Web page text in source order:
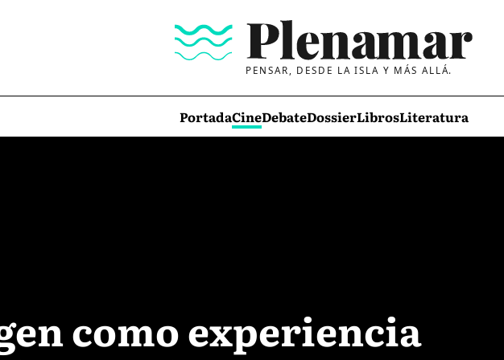
PENSAR, DESDE LA ISLA Y MÁS ALLÁ.
PortadaCineDebateDossierLibrosLiteratura
como experiencia